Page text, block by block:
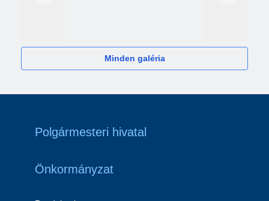
Minden galéria
Polgármesteri hivatal
Önkormányzat